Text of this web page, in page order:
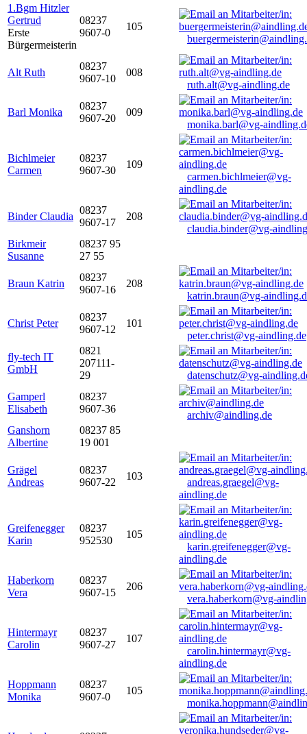
1.Bgm Hitzler
Gertrud
Erste
Bürgermeisterin
08237
9607-0
105
Alt Ruth
08237
9607-10
008
ruth.alt@vg-aindling.de
Barl Monika
08237
9607-20
009
monika.barl@vg-
Bichlmeier
Carmen
08237
9607-30
109
carmen.bichlmeier@vg-
aindling.de
Binder Claudia
08237
9607-17
208
claudia.binder@vg-
Birkmeir
Susanne
08237 95
27 55
Braun Katrin
08237
9607-16
208
katrin.braun@vg-
Christ Peter
08237
9607-12
101
peter.christ@vg-aindling.de
fly-tech IT
GmbH
0821
207111-
29
datenschutz@vg-
Gamperl
Elisabeth
08237
9607-36
archiv@aindling.de
Ganshorn
Albertine
08237 85
19 001
Grägel
Andreas
08237
9607-22
103
andreas.graegel@vg-
aindling.de
Greifenegger
Karin
08237
952530
105
karin.greifenegger@vg-
aindling.de
Haberkorn
Vera
08237
9607-15
206
vera.haberkorn@vg-
Hintermayr
Carolin
08237
9607-27
107
carolin.hintermayr@vg-
aindling.de
Hoppmann
Monika
08237
9607-0
105